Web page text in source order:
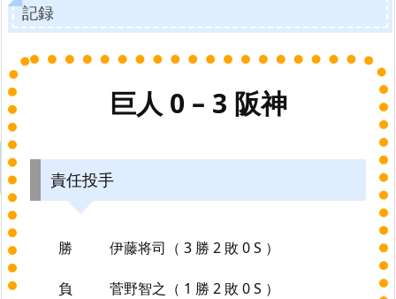
記録
巨人 0 – 3 阪神
責任投手
勝 伊藤将司（ 3 勝 2 敗 0 S ）
負 菅野智之（ 1 勝 2 敗 0 S ）